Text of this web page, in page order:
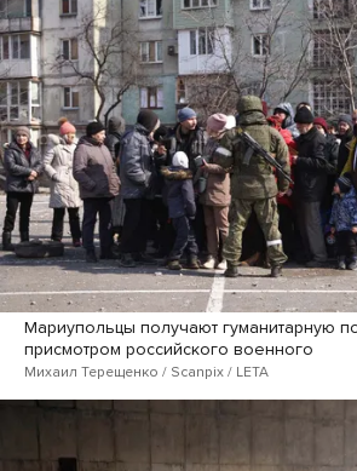
Мариупольцы получают гуманитарную
присмотром российского военного
Михаил Терещенко / Scanpix / LETA